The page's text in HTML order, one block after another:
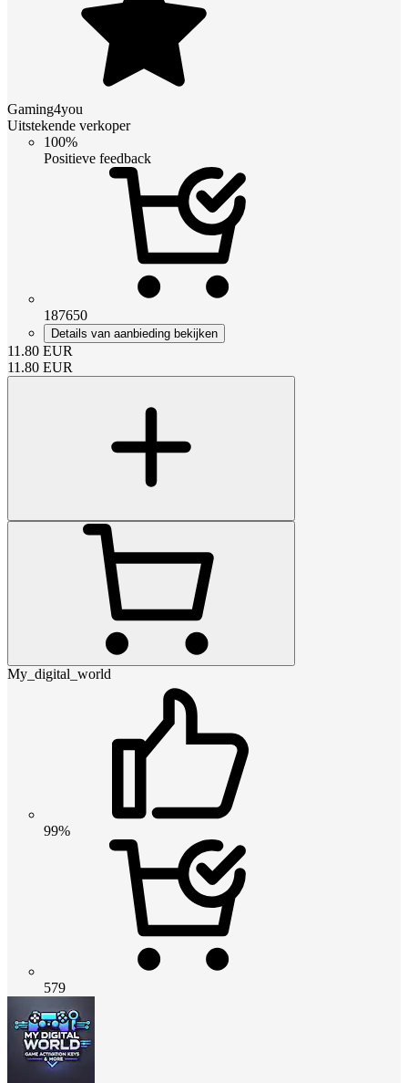
Gaming4you
Uitstekende verkoper
100%
Positieve feedback
187650
Details van aanbieding bekijken
11.80 EUR
11.80 EUR
My_digital_world
99%
579